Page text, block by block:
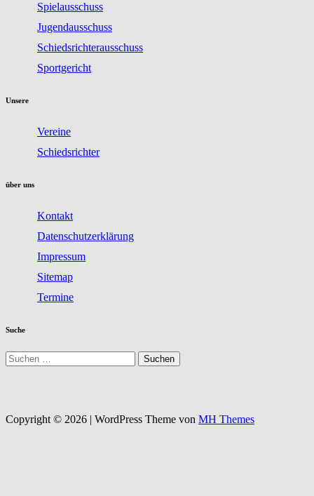
Spielausschuss
Jugendausschuss
Schiedsrichterausschuss
Sportgericht
Unsere
Vereine
Schiedsrichter
über uns
Kontakt
Datenschutzerklärung
Impressum
Sitemap
Termine
Suche
Suchen
nach:
Copyright © 2026 | WordPress Theme von MH Themes